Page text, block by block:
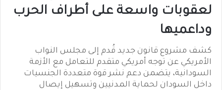
لعقوبات واسعة على أطراف الحرب
وداعميها
كشف مشروع قانون جديد قُدم إلى مجلس النواب
الأمريكي عن توجه أمريكي متقدم للتعامل مع الأزمة
السودانية، يتضمن دعم نشر قوة متعددة الجنسيات
داخل السودان لحماية المدنيين وتسهيل إيصال